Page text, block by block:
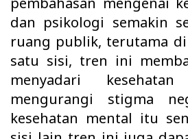
dan psikologi semakin
ruang publik, terutama di
satu sisi, tren ini
menyadari
mengurangi stigma
kesehatan mental itu